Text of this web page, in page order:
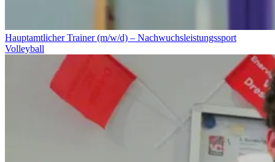
Hauptamtlicher Trainer (m/w/d) – Nachwuchsleistungssport
Volleyball